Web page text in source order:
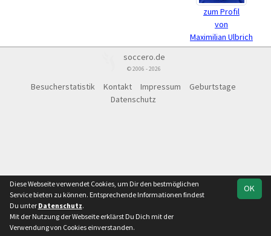
zum Profil
von
Maximilian Ulbrich
soccero.de
© 2006 - 2026
Besucherstatistik Kontakt Impressum
Geburtstage
Datenschutz
OK
Diese Webseite verwendet Cookies, um Dir den bestmöglichen
Service bieten zu können. Entsprechende Informationen findest
Du unter Datenschutz.
Mit der Nutzung der Webseite erklärst Du Dich mit der
Verwendung von Cookies einverstanden.